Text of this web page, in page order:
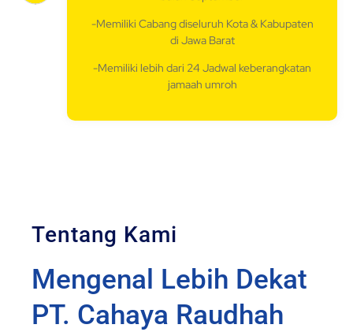
-Memiliki Cabang diseluruh Kota & Kabupaten
di Jawa Barat
-Memiliki lebih dari 24 Jadwal keberangkatan
jamaah umroh
Tentang Kami
Mengenal Lebih Dekat
PT. Cahaya Raudhah